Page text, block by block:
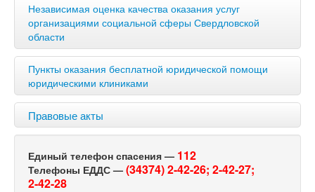
Независимая оценка качества оказания услуг
организациями социальной сферы Свердловской
области
Пункты оказания бесплатной юридической помощи
юридическими клиниками
Правовые акты
Единый телефон спасения — 112
Телефоны ЕДДС — (34374) 2-42-26; 2-42-27;
2-42-28